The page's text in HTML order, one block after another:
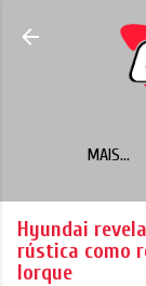
MAIS…
Hyundai
rústica como
Iorque